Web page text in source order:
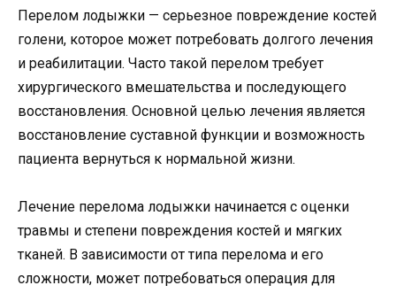
Перелом лодыжки — серьезное повреждение костей
голени, которое может потребовать долгого лечения
и реабилитации. Часто такой перелом требует
хирургического вмешательства и последующего
восстановления. Основной целью лечения является
восстановление суставной функции и возможность
пациента вернуться к нормальной жизни.
Лечение перелома лодыжки начинается с оценки
травмы и степени повреждения костей и мягких
тканей. В зависимости от типа перелома и его
сложности, может потребоваться операция для